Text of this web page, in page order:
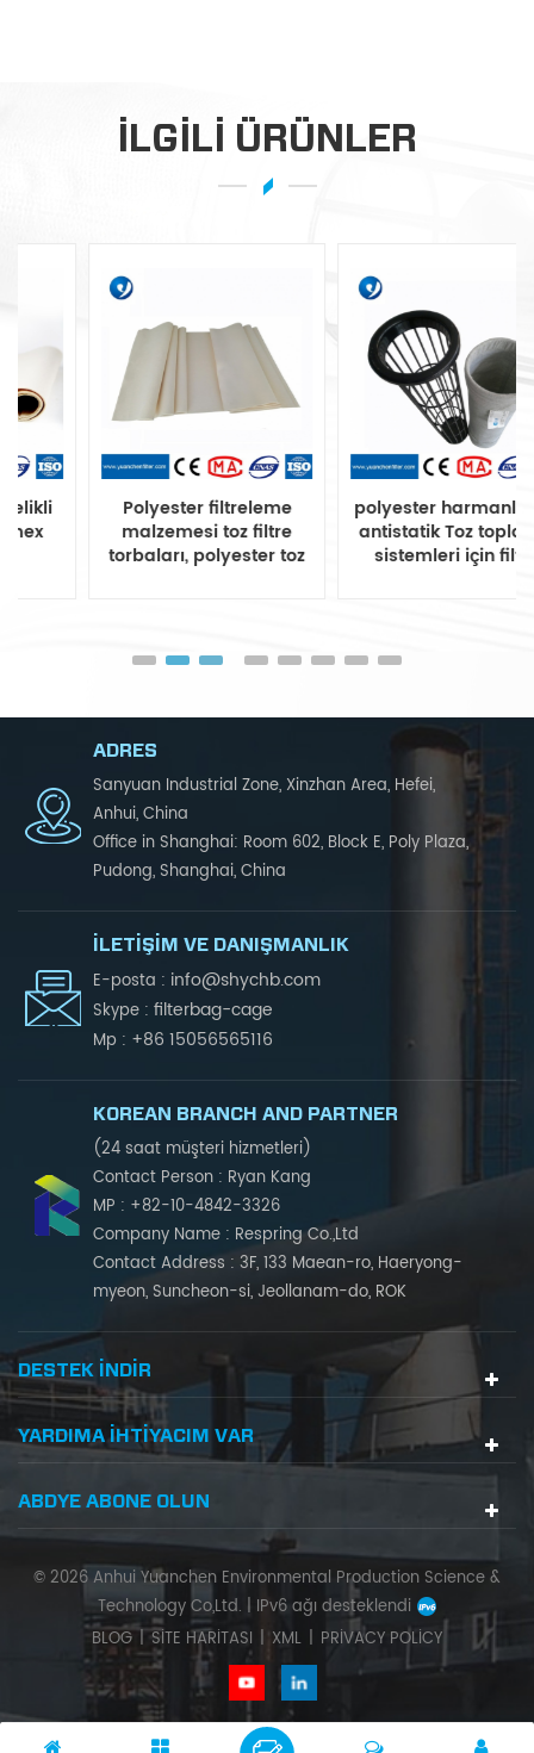
ILGILI ÜRÜNLER
Polyester filtreleme
malzemesi toz filtre
torbaları, polyester toz
polyester harmanlama
antistatik Toz toplama
sistemleri için filtre
ADRES
Sanyuan Industrial Zone, Xinzhan Area, Hefei,
Anhui, China
Office in Shanghai: Room 602, Block E, Poly Plaza,
Pudong, Shanghai, China
İLETIŞIM VE DANIŞMANLIK
E-posta : info@shychb.com
Skype : filterbag-cage
Mp : +86 15056565116
KOREAN BRANCH AND PARTNER
(24 saat müşteri hizmetleri)
Contact Person : Ryan Kang
MP : +82-10-4842-3326
Company Name : Respring Co.,Ltd
Contact Address : 3F, 133 Maean-ro, Haeryong-
myeon, Suncheon-si, Jeollanam-do, ROK
DESTEK INDIR
YARDIMA IHTIYACIM VAR
ABDYE ABONE OLUN
© 2026 Anhui Yuanchen Environmental Production Science &
Technology Co,Ltd. | IPv6 ağı desteklendi
BLOG | SITE HARITASI | XML | PRIVACY POLICY